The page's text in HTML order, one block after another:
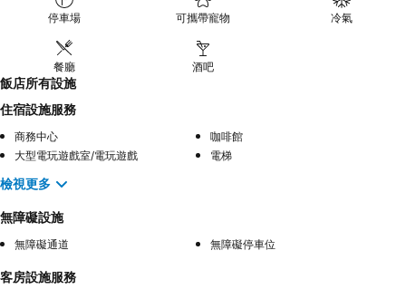
停車場 可攜帶寵物 冷氣
餐廳 酒吧
飯店所有設施
住宿設施服務
商務中心
咖啡館
大型電玩遊戲室/電玩遊戲
電梯
檢視更多
無障礙設施
無障礙通道 無障礙停車位
客房設施服務